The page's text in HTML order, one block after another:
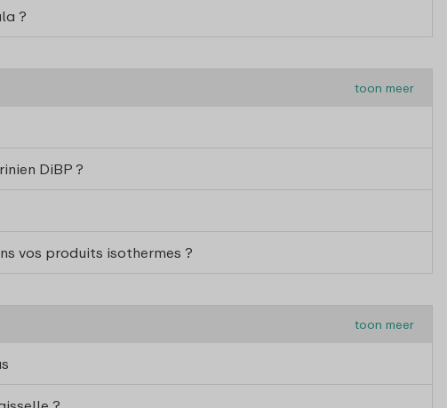
?
toon meer
DiBP ?
vos produits isothermes ?
toon meer